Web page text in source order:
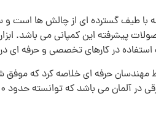
با طیف گسترده ای از چالش ها است و
پیشرفته این کمپانی می باشد.
استفاده در کارهای تخصصی و حرفه
حرفه ای خلاصه کرد که موفق